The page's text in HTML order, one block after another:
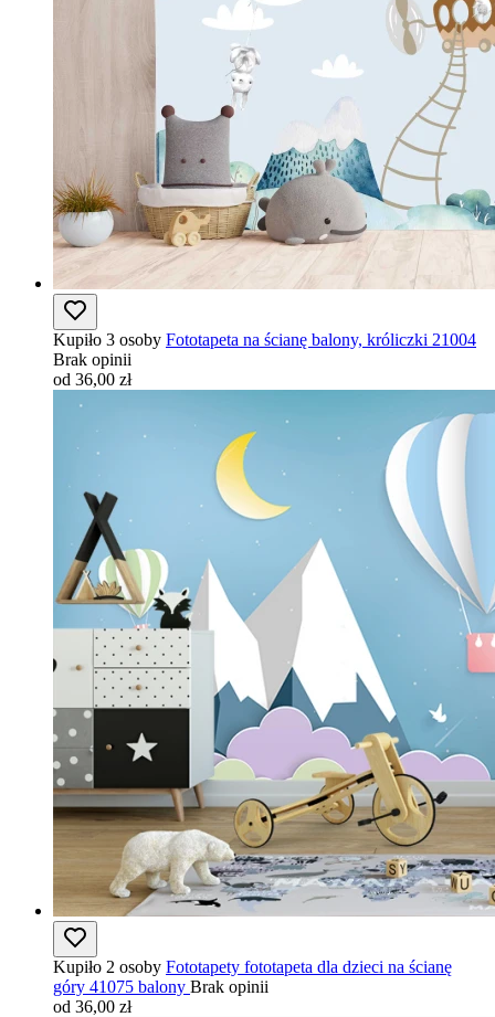
Kupiło 3 osoby Fototapeta na ścianę balony, króliczki 21004
Brak opinii
od 36,00 zł
Kupiło 2 osoby Fototapety fototapeta dla dzieci na ścianę
góry 41075 balony Brak opinii
od 36,00 zł